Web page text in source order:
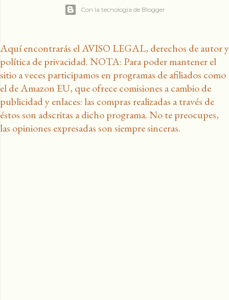
Con la tecnología de Blogger
Aquí encontrarás el AVISO LEGAL, derechos de autor y
política de privacidad. NOTA: Para poder mantener el
sitio a veces participamos en programas de afiliados como
el de Amazon EU, que ofrece comisiones a cambio de
publicidad y enlaces: las compras realizadas a través de
éstos son adscritas a dicho programa. No te preocupes,
las opiniones expresadas son siempre sinceras.